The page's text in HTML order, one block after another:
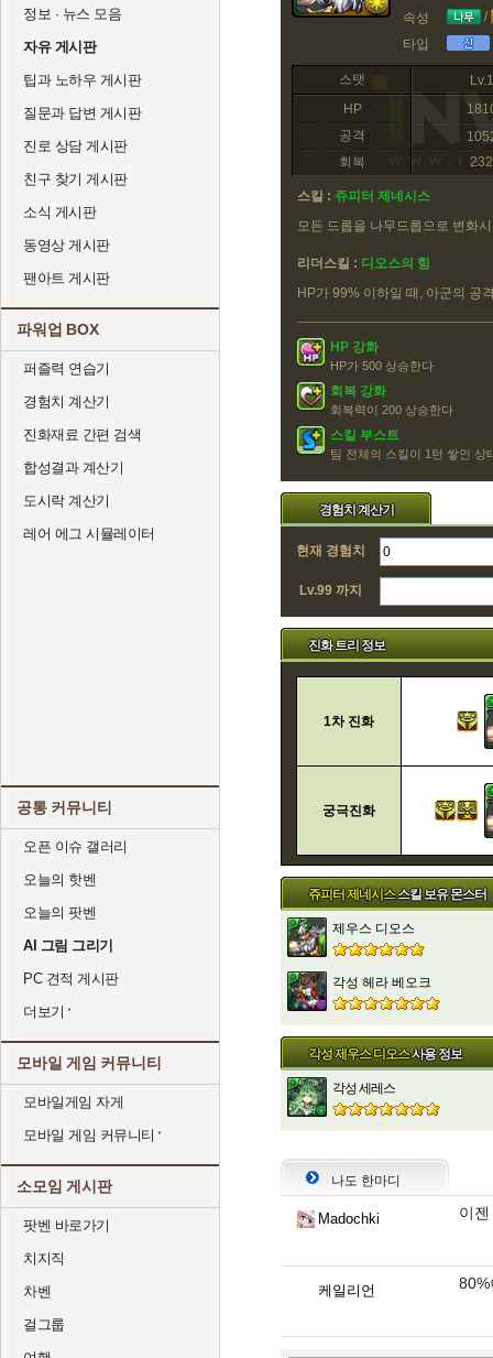
정보 · 뉴스 모음
자유 게시판
팁과 노하우 게시판
질문과 답변 게시판
진로 상담 게시판
친구 찾기 게시판
소식 게시판
동영상 게시판
팬아트 게시판
파워업 BOX
퍼즐력 연습기
경험치 계산기
진화재료 간편 검색
합성결과 계산기
도시락 계산기
레어 에그 시뮬레이터
공통 커뮤니티
오픈 이슈 갤러리
오늘의 핫벤
오늘의 팟벤
AI 그림 그리기
PC 견적 게시판
더보기
모바일 게임 커뮤니티
모바일게임 자게
모바일 게임 커뮤니티
소모임 게시판
팟벤 바로가기
치지직
차벤
걸그룹
속성
/
타입
스탯
Lv.1
HP
공격
회복
232
스킬 : 쥬피터 제네시스
모든 드롭을 나무드롭으로 변화
리더스킬 : 디오스의 힘
HP가 99% 이하일 때, 아군의 공
HP 강화
HP가 500 상승한다
회복 강화
회복력이 200 상승한다
스킬 부스트
팀 전체의 스킬이 1턴 쌓인 상
경험치 계산기
현재 경험치
Lv.99 까지
진화 트리 정보
1차 진화
궁극진화
쥬피터 제네시스스킬 보유 몬스터
제우스 디오스
각성 헤라 베오크
각성 제우스 디오스사용 정보
각성 세레스
나도 한마디
Madochki 이
케일리언